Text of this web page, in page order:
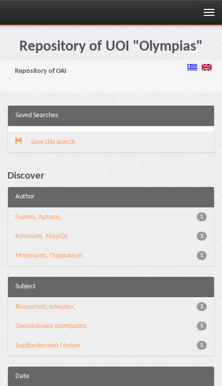
Skip
navigationRepository of UOI "Olympias"
Repository of OAI
Saved Searches
Save this search
Discover
Author
1
Γιώτσα, Άρτεμις
1
Κατσιώτη, Μαρίζα
1
Μπασιώτη, Παρασκευή
Subject
1
Βιωματικές ασκήσεις
1
Οικογενειακά συστήματα
1
Συμβουλευτική Γονέων
Date